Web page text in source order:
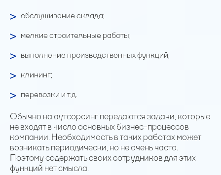
обслуживание склада;
мелкие строительные работы;
выполнение производственных функций;
клининг;
перевозки и т.д.
Обычно на аутсорсинг передаются задачи, которые
не входят в число основных бизнес-процессов
компании. Необходимость в таких работах может
возникать периодически, но не очень часто.
Поэтому содержать своих сотрудников для этих
функций нет смысла.